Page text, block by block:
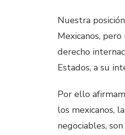
Nuestra
Mexicanos,
derecho
Estados, a su
Por ello
los mexicanos,
negociables,